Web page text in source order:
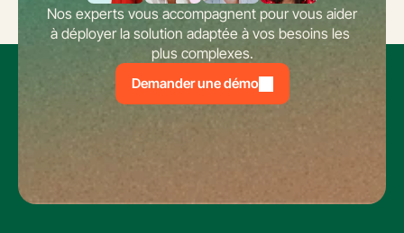
Nos experts vous accompagnent pour vous aider
à déployer la solution adaptée à vos besoins les
plus complexes.
Demander une démo